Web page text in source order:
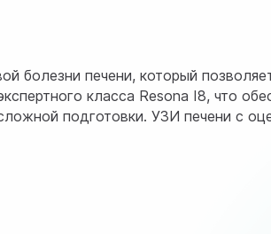
печени, который
класса Resona I8, что
подготовки. УЗИ печени с